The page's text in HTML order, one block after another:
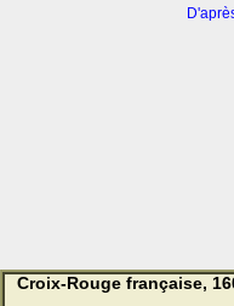
Croix-Rouge française,